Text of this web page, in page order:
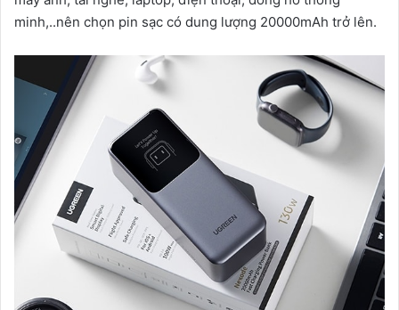
minh,..nên chọn pin sạc có dung lượng 20000mAh trở lên.